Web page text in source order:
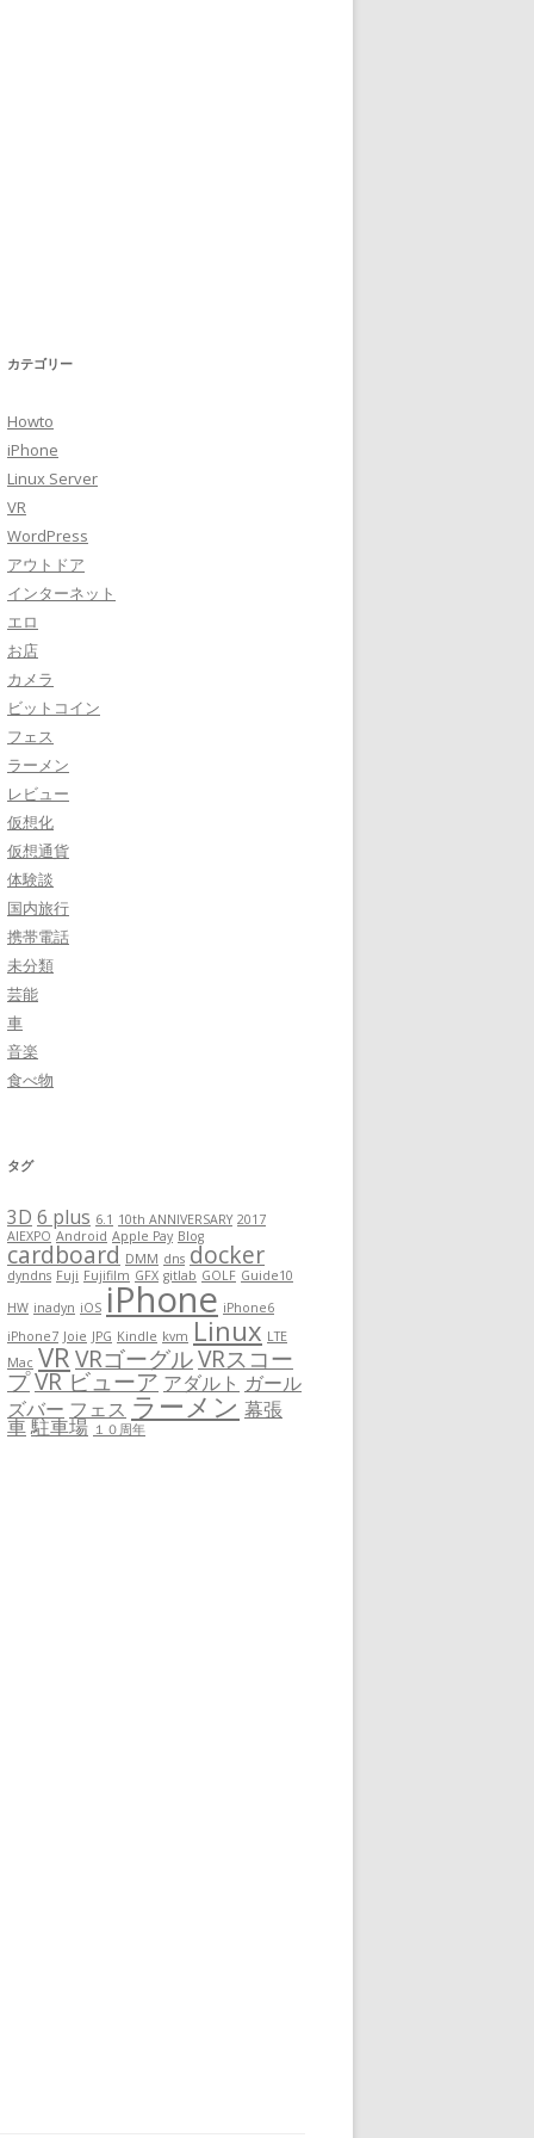
カテゴリー
Howto
iPhone
Linux Server
VR
WordPress
アウトドア
インターネット
エロ
お店
カメラ
ビットコイン
フェス
ラーメン
レビュー
仮想化
仮想通貨
体験談
国内旅行
携帯電話
未分類
芸能
車
音楽
食べ物
タグ
3D 6 plus 6.1 10th ANNIVERSARY 2017
AIEXPO Android Apple Pay Blog
cardboard DMM dns docker
dyndns Fuji Fujifilm GFX gitlab GOLF Guide10
HW inadyn iOS iPhone iPhone6
iPhone7 Joie JPG Kindle kvm Linux LTE
Mac VRVRゴーグルVRスコー
プVR ビューア アダルト ガール
ズバー フェス ラーメン 幕張
車駐車場 １０周年